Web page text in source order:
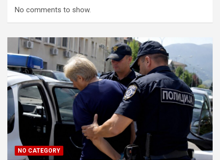
No comments to show.
NO CATEGORY